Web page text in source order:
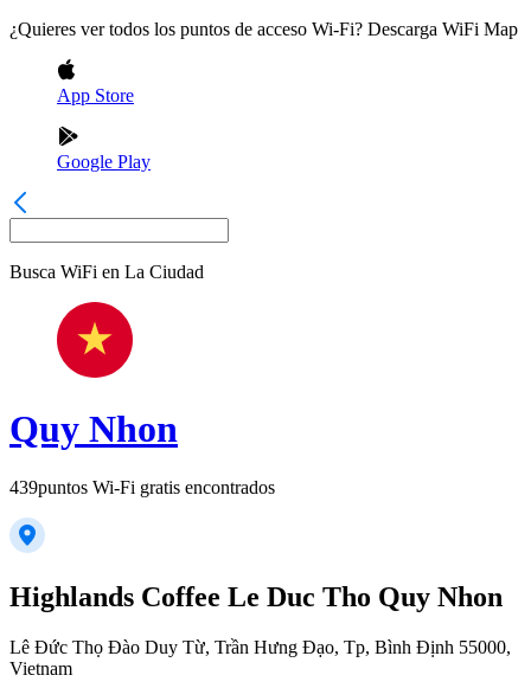
¿Quieres ver todos los puntos de acceso Wi-Fi? Descarga WiFi Map
App Store
Google Play
Busca WiFi en La Ciudad
Quy Nhon
439puntos Wi-Fi gratis encontrados
Highlands Coffee Le Duc Tho Quy Nhon
Lê Đức Thọ Đào Duy Từ, Trần Hưng Đạo, Tp, Bình Định 55000,
Vietnam